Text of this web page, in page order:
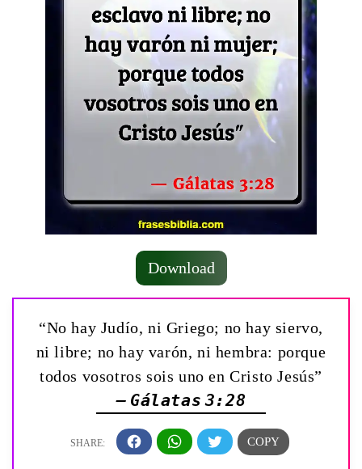
Download
“No hay Judío, ni Griego; no hay siervo,
ni libre; no hay varón, ni hembra: porque
todos vosotros sois uno en Cristo Jesús”
— Gálatas 3:28